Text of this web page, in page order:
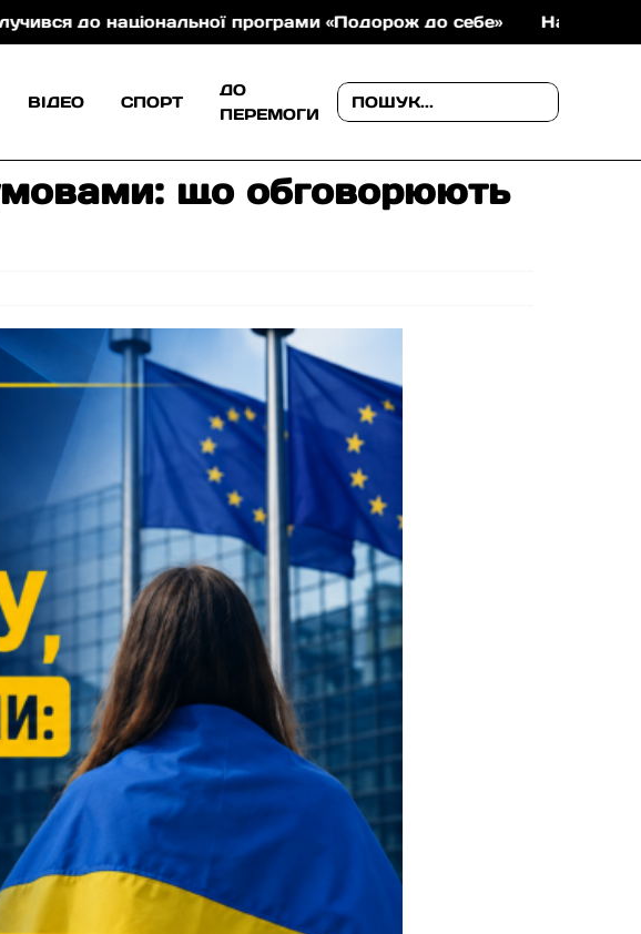
програми «Подорож до себе» На Хустщині майже
ВІДЕО СПОРТ
ДО
ПЕРЕМОГИ
що обговорюють